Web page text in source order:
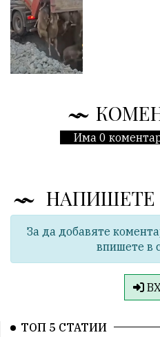
Има 0
НАПИШЕТЕ
За да добавяте
впишете в
ТОП 5 СТАТИИ